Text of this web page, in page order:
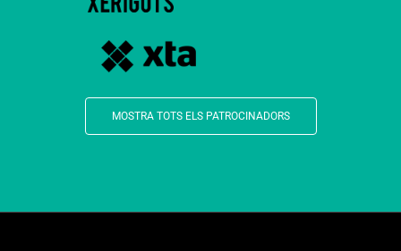
MOSTRA TOTS ELS PATROCINADORS